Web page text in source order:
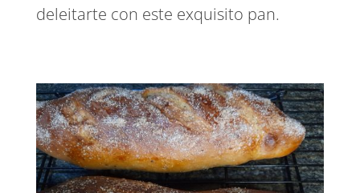
deleitarte con este exquisito pan.